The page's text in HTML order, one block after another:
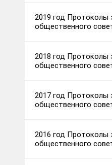
2019 год Протоколы
общественного
2018 год Протоколы
общественного
2017 год Протоколы
общественного
2016 год Протоколы
общественного